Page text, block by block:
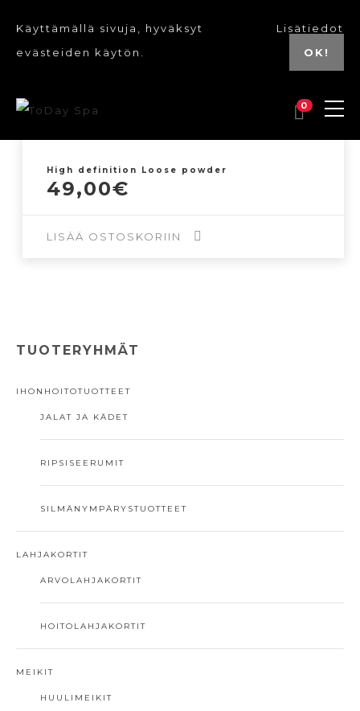
Käyttämällä sivuja, hyväksyt
evästeiden käytön.
Lisätiedot
OK!
0
High definition Loose powder
49,00€
LISÄÄ OSTOSKORIIN
TUOTERYHMÄT
IHONHOITOTUOTTEET
JALAT JA KÄDET
RIPSISEERUMIT
SILMÄNYMPÄRYSTUOTTEET
LAHJAKORTIT
ARVOLAHJAKORTIT
HOITOLAHJAKORTIT
MEIKIT
HUULIMEIKIT